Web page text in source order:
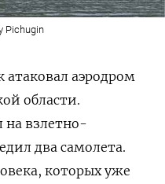
Pichugin
аэродром
области.
на взлетно-
два самолета.
которых уже